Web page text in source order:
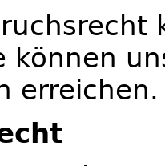
können
erreichen.